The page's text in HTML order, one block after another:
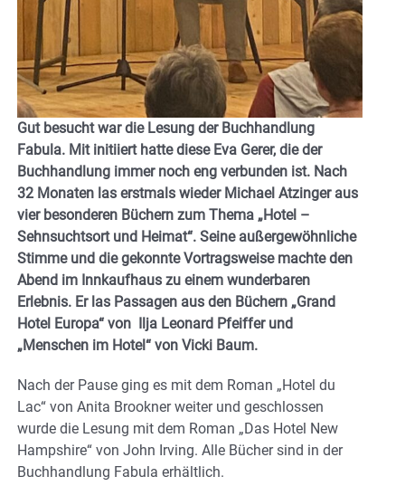
Gut besucht war die Lesung der Buchhandlung
Fabula. Mit initiiert hatte diese Eva Gerer, die der
Buchhandlung immer noch eng verbunden ist. Nach
32 Monaten las erstmals wieder Michael Atzinger aus
vier besonderen Büchern zum Thema „Hotel –
Sehnsuchtsort und Heimat“. Seine außergewöhnliche
Stimme und die gekonnte Vortragsweise machte den
Abend im Innkaufhaus zu einem wunderbaren
Erlebnis. Er las Passagen aus den Büchern „Grand
Hotel Europa“ von Ilja Leonard Pfeiffer und
„Menschen im Hotel“ von Vicki Baum.
Nach der Pause ging es mit dem Roman „Hotel du
Lac“ von Anita Brookner weiter und geschlossen
wurde die Lesung mit dem Roman „Das Hotel New
Hampshire“ von John Irving. Alle Bücher sind in der
Buchhandlung Fabula erhältlich.